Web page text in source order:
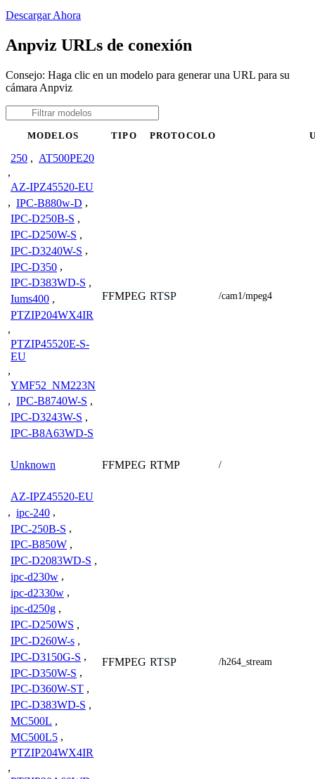
Descargar Ahora
Anpviz URLs de conexión
Consejo: Haga clic en un modelo para generar una URL para su
cámara Anpviz
MODELOS TIPO PROTOCOLO
250 , AT500PE20
,
AZ-IPZ45520-EU
, IPC-B880w-D ,
IPC-D250B-S ,
IPC-D250W-S ,
IPC-D3240W-S ,
IPC-D350 ,
IPC-D383WD-S ,
Iums400 ,
PTZIP204WX4IR
,
PTZIP45520E-S-
EU
,
YMF52_NM223N
, IPC-B8740W-S ,
IPC-D3243W-S ,
IPC-B8A63WD-S
FFMPEG RTSP /cam1/mpeg4
Unknown FFMPEG RTMP /
AZ-IPZ45520-EU
, ipc-240 ,
IPC-250B-S ,
IPC-B850W ,
IPC-D2083WD-S ,
ipc-d230w ,
ipc-d2330w ,
ipc-d250g ,
IPC-D250WS ,
IPC-D260W-s ,
IPC-D3150G-S ,
IPC-D350W-S ,
IPC-D360W-ST ,
IPC-D383WD-S ,
MC500L ,
MC500L5 ,
PTZIP204WX4IR
,
FFMPEG RTSP /h264_stream